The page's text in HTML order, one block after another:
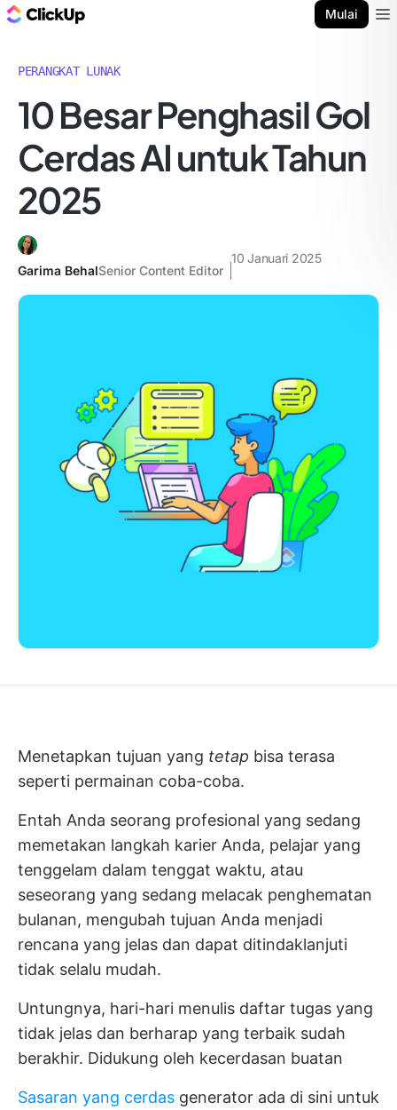
Mulai
PERANGKAT LUNAK
10 Besar Penghasil Gol
Cerdas AI untuk Tahun
2025
Garima BehalSenior Content Editor
10 Januari 2025
Menetapkan tujuan yang tetap bisa terasa
seperti permainan coba-coba.
Entah Anda seorang profesional yang sedang
memetakan langkah karier Anda, pelajar yang
tenggelam dalam tenggat waktu, atau
seseorang yang sedang melacak penghematan
bulanan, mengubah tujuan Anda menjadi
rencana yang jelas dan dapat ditindaklanjuti
tidak selalu mudah.
Untungnya, hari-hari menulis daftar tugas yang
tidak jelas dan berharap yang terbaik sudah
berakhir. Didukung oleh kecerdasan buatan
Sasaran yang cerdas generator ada di sini untuk